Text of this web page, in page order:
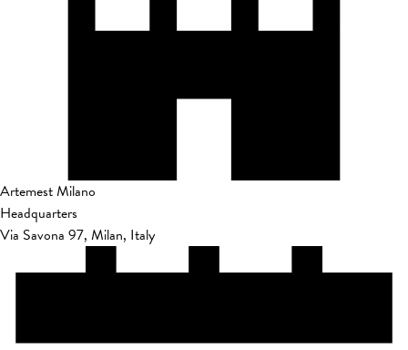
Artemest Milano
Headquarters
Via Savona 97, Milan, Italy